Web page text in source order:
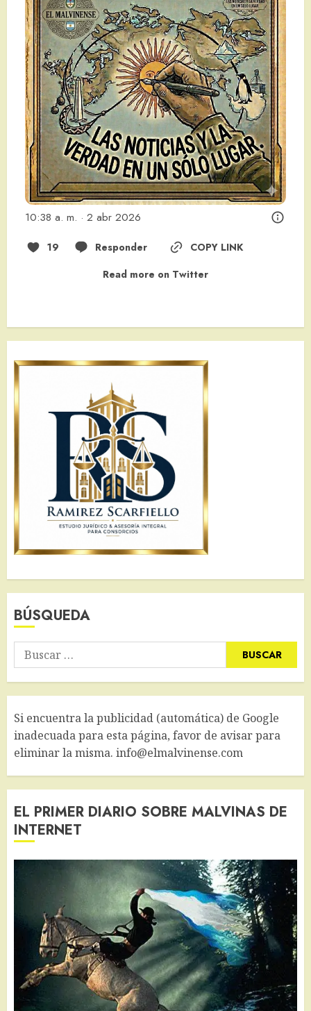
10:38 a. m. · 2 abr 2026
19 Responder
COPY LINK
Read more on Twitter
BÚSQUEDA
Buscar:
Si encuentra la publicidad (automática) de Google
inadecuada para esta página, favor de avisar para
eliminar la misma. info@elmalvinense.com
EL PRIMER DIARIO SOBRE MALVINAS DE
INTERNET